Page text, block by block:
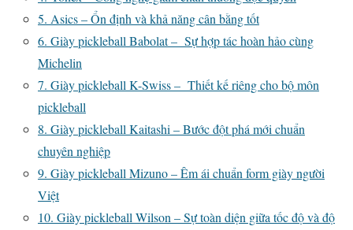
5. Asics – Ổn định và khả năng cân bằng tốt
6. Giày pickleball Babolat – Sự hợp tác hoàn hảo cùng
Michelin
7. Giày pickleball K-Swiss – Thiết kế riêng cho bộ môn
pickleball
8. Giày pickleball Kaitashi – Bước đột phá mới chuẩn
chuyên nghiệp
9. Giày pickleball Mizuno – Êm ái chuẩn form giày người
Việt
10. Giày pickleball Wilson – Sự toàn diện giữa tốc độ và độ